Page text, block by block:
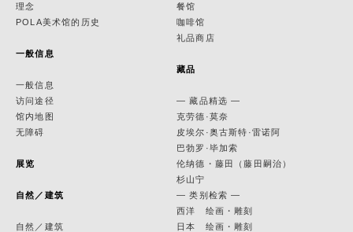
理念
POLA美术馆的历史
一般信息
一般信息
访问途径
馆内地图
无障碍
展览
自然／建筑
自然／建筑
餐馆
咖啡馆
礼品商店
藏品
— 藏品精选 —
克劳德·莫奈
皮埃尔·奥古斯特·雷诺阿
巴勃罗·毕加索
伦纳德・藤田（藤田嗣治）
杉山宁
— 类别检索 —
西洋 绘画・雕刻
日本 绘画・雕刻